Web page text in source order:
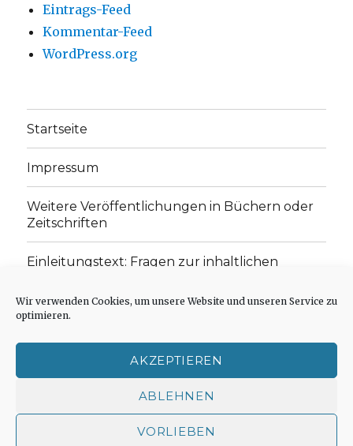
Wir verwenden Cookies, um unsere Website und unseren Service zu
optimieren.
AKZEPTIEREN
ABLEHNEN
VORLIEBEN
Eintrags-Feed
Kommentar-Feed
WordPress.org
Startseite
Impressum
Weitere Veröffentlichungen in Büchern oder
Zeitschriften
Einleitungstext: Fragen zur inhaltlichen
„schwachen Glaubens“
Cookie-Richtlinie (EU)
Impressum